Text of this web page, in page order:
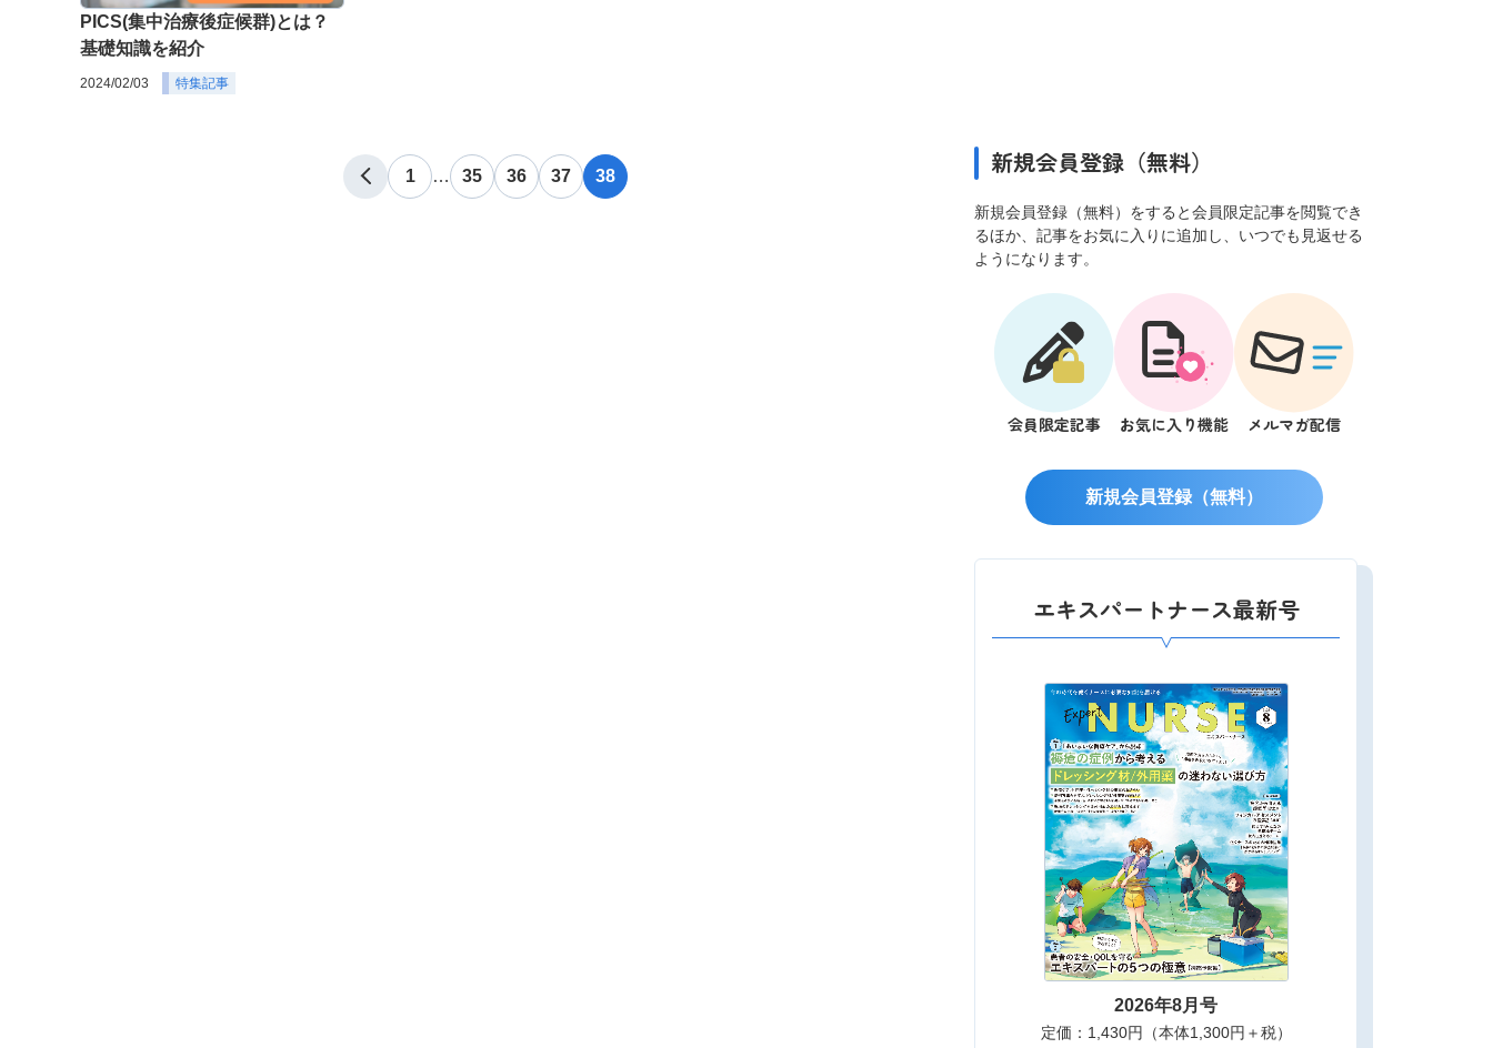
PICS(集中治療後症候群)とは？
基礎知識を紹介
2024/02/03 特集記事
1 … 35 36 37 38 新規会員登録（無料）
新規会員登録（無料）をすると会員限定記事を閲覧でき
るほか、記事をお気に入りに追加し、いつでも見返せる
ようになります。
会員限定記事 お気に入り機能 メルマガ配信
新規会員登録（無料）
エキスパートナース最新号
2026年8月号
定価：1,430円（本体1,300円＋税）